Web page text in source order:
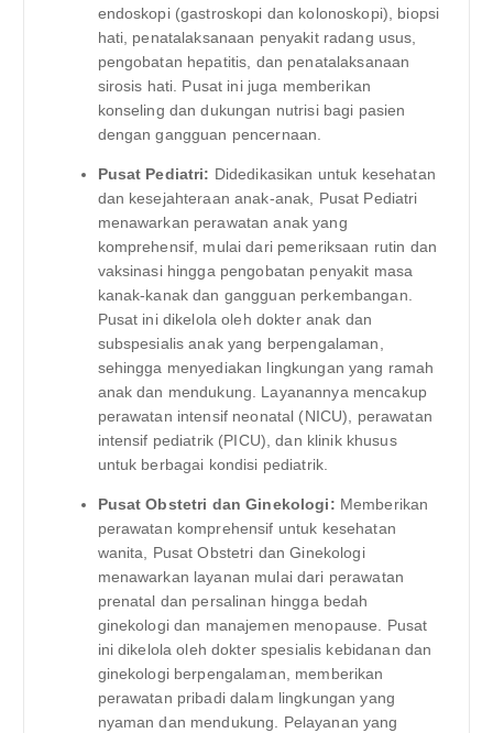
endoskopi (gastroskopi dan kolonoskopi), biopsi
hati, penatalaksanaan penyakit radang usus,
pengobatan hepatitis, dan penatalaksanaan
sirosis hati. Pusat ini juga memberikan
konseling dan dukungan nutrisi bagi pasien
dengan gangguan pencernaan.
Pusat Pediatri: Didedikasikan untuk kesehatan
dan kesejahteraan anak-anak, Pusat Pediatri
menawarkan perawatan anak yang
komprehensif, mulai dari pemeriksaan rutin dan
vaksinasi hingga pengobatan penyakit masa
kanak-kanak dan gangguan perkembangan.
Pusat ini dikelola oleh dokter anak dan
subspesialis anak yang berpengalaman,
sehingga menyediakan lingkungan yang ramah
anak dan mendukung. Layanannya mencakup
perawatan intensif neonatal (NICU), perawatan
intensif pediatrik (PICU), dan klinik khusus
untuk berbagai kondisi pediatrik.
Pusat Obstetri dan Ginekologi: Memberikan
perawatan komprehensif untuk kesehatan
wanita, Pusat Obstetri dan Ginekologi
menawarkan layanan mulai dari perawatan
prenatal dan persalinan hingga bedah
ginekologi dan manajemen menopause. Pusat
ini dikelola oleh dokter spesialis kebidanan dan
ginekologi berpengalaman, memberikan
perawatan pribadi dalam lingkungan yang
nyaman dan mendukung. Pelayanan yang